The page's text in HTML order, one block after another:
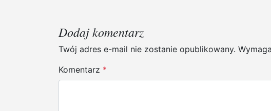
i
g
a
c
Dodaj komentarz
Twój adres e-mail nie zostanie opublikowany.
Komentarz *